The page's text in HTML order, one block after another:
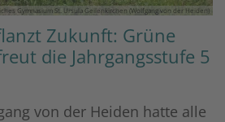
Gymnasium St. Ursula Geilenkirchen (Wolfgang von der Heiden)
Zukunft: Grüne
die Jahrgangsstufe 5
von der Heiden hatte alle